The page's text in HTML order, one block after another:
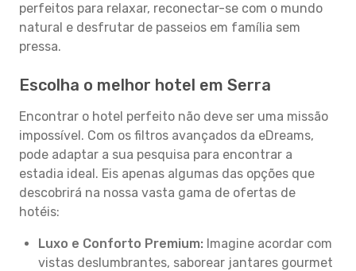
perfeitos para relaxar, reconectar-se com o mundo
natural e desfrutar de passeios em família sem
pressa.
Escolha o melhor hotel em Serra
Encontrar o hotel perfeito não deve ser uma missão
impossível. Com os filtros avançados da eDreams,
pode adaptar a sua pesquisa para encontrar a
estadia ideal. Eis apenas algumas das opções que
descobrirá na nossa vasta gama de ofertas de
hotéis:
Luxo e Conforto Premium: Imagine acordar com
vistas deslumbrantes, saborear jantares gourmet